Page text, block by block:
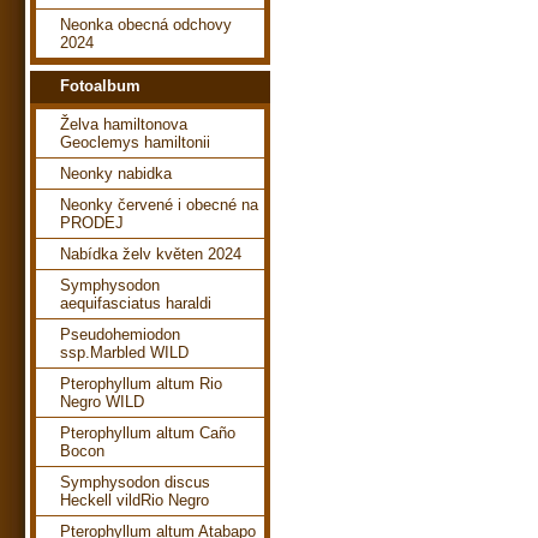
Neonka obecná odchovy
2024
Fotoalbum
Želva hamiltonova
Geoclemys hamiltonii
Neonky nabidka
Neonky červené i obecné na
PRODEJ
Nabídka želv květen 2024
Symphysodon
aequifasciatus haraldi
Pseudohemiodon
ssp.Marbled WILD
Pterophyllum altum Rio
Negro WILD
Pterophyllum altum Caño
Bocon
Symphysodon discus
Heckell vildRio Negro
Pterophyllum altum Atabapo